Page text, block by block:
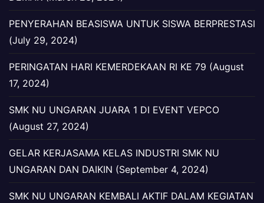
PENYERAHAN BEASISWA UNTUK SISWA BERPRESTASI
(July 29, 2024)
PERINGATAN HARI KEMERDEKAAN RI KE 79 (August
17, 2024)
SMK NU UNGARAN JUARA 1 DI EVENT VEPCO
(August 27, 2024)
GELAR KERJASAMA KELAS INDUSTRI SMK NU
UNGARAN DAN DAIKIN (September 4, 2024)
SMK NU UNGARAN KEMBALI AKTIF DALAM KEGIATAN